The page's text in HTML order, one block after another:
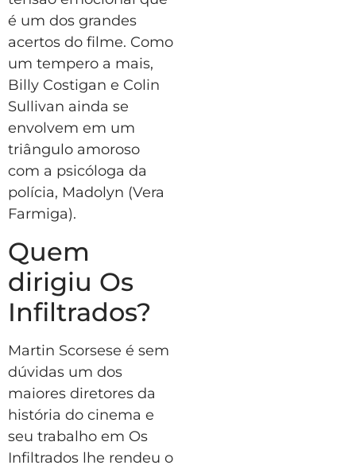
é um dos grandes
acertos do filme. Como
um tempero a mais,
Billy Costigan e Colin
Sullivan ainda se
envolvem em um
triângulo amoroso
com a psicóloga da
polícia, Madolyn (Vera
Farmiga).
Quem
dirigiu Os
Infiltrados?
Martin Scorsese é sem
dúvidas um dos
maiores diretores da
história do cinema e
seu trabalho em Os
Infiltrados lhe rendeu o